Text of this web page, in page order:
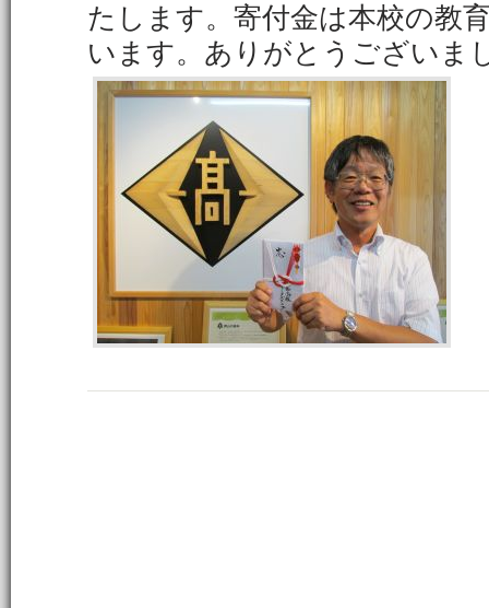
たします。寄付金は本校の教
います。ありがとうございま